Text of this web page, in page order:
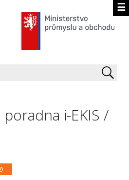
☰
i-EKIS /